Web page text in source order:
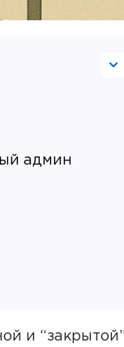
админ
и “закрытой”